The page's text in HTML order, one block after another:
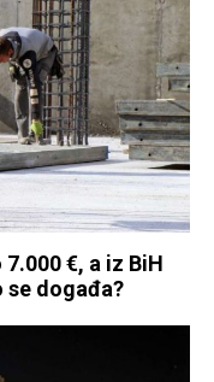
€, a iz BiH
se događa?